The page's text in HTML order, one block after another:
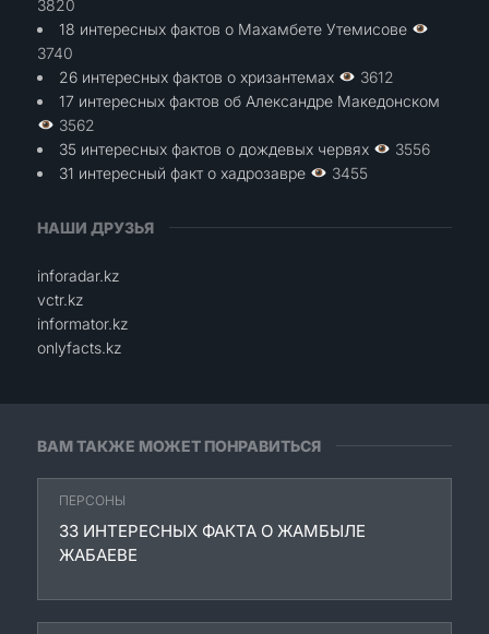
ВАМ ТАКЖЕ МОЖЕТ ПОНРАВИТЬСЯ
ПЕРСОНЫ
33 ИНТЕРЕСНЫХ ФАКТА О ЖАМБЫЛЕ
ЖАБАЕВЕ
3820
18 интересных фактов о Махамбете Утемисове
3740
26 интересных фактов о хризантемах
3612
17 интересных фактов об Александре Македонском
3562
35 интересных фактов о дождевых червях
3556
31 интересный факт о хадрозавре
3455
НАШИ ДРУЗЬЯ
inforadar.kz
vctr.kz
informator.kz
onlyfacts.kz